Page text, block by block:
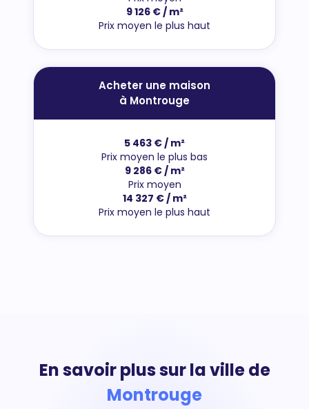
9 126 € / m²
Prix moyen le plus haut
Acheter une maison
à Montrouge
5 463 € / m²
Prix moyen le plus bas
9 286 € / m²
Prix moyen
14 327 € / m²
Prix moyen le plus haut
En savoir plus sur la ville de
Montrouge